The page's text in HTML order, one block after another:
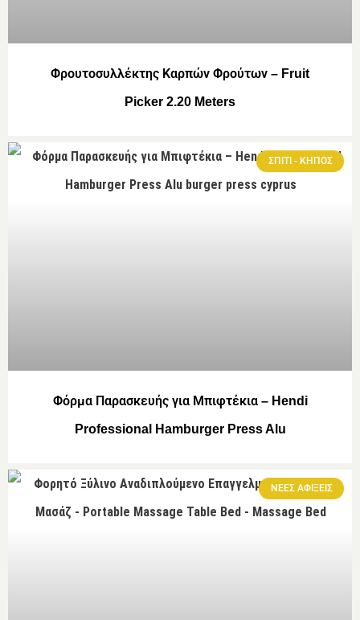
Φρουτοσυλλέκτης Καρπών Φρούτων – Fruit
Picker 2.20 Meters
ΣΠΙΤΙ - ΚΗΠΟΣ
Φόρμα Παρασκευής για Μπιφτέκια – Hendi
Professional Hamburger Press Alu
ΝΕΕΣ ΑΦΙΞΕΙΣ